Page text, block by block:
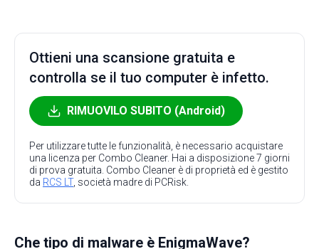
Ottieni una scansione gratuita e
controlla se il tuo computer è infetto.
RIMUOVILO SUBITO (Android)
Per utilizzare tutte le funzionalità, è necessario acquistare
una licenza per Combo Cleaner. Hai a disposizione 7 giorni
di prova gratuita. Combo Cleaner è di proprietà ed è gestito
da RCS LT, società madre di PCRisk.
Che tipo di malware è EnigmaWave?